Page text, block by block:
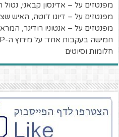
מפנטזים על – אדינסון קבאני, נטול
מפנטזים על – דיוגו ז'וטה, האיש
מפנטזים על – אנטוניו רודיגר,
חמישה בעקבות אחד: על מירוץ ה-MVP בליגה הטובה בעולם
חלומות וסיוטים